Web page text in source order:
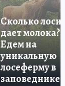
Сколько лосиха
дает молока?
Едем на
уникальную
лосеферму в
заповеднике!